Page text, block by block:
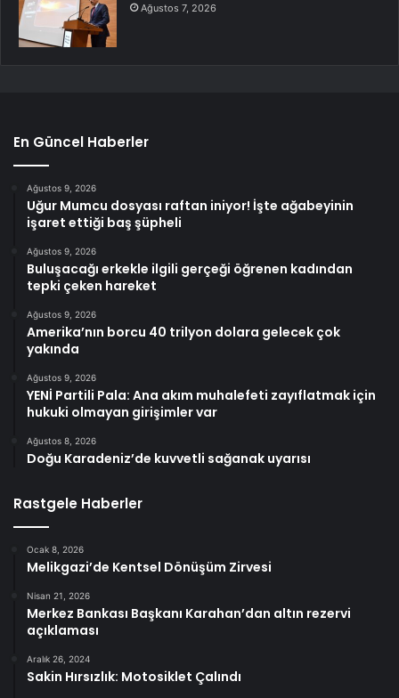
Ağustos 7, 2026
En Güncel Haberler
Ağustos 9, 2026
Uğur Mumcu dosyası raftan iniyor! İşte ağabeyinin
işaret ettiği baş şüpheli
Ağustos 9, 2026
Buluşacağı erkekle ilgili gerçeği öğrenen kadından
tepki çeken hareket
Ağustos 9, 2026
Amerika’nın borcu 40 trilyon dolara gelecek çok
yakında
Ağustos 9, 2026
YENİ Partili Pala: Ana akım muhalefeti zayıflatmak için
hukuki olmayan girişimler var
Ağustos 8, 2026
Doğu Karadeniz’de kuvvetli sağanak uyarısı
Rastgele Haberler
Ocak 8, 2026
Melikgazi’de Kentsel Dönüşüm Zirvesi
Nisan 21, 2026
Merkez Bankası Başkanı Karahan’dan altın rezervi
açıklaması
Aralık 26, 2024
Sakin Hırsızlık: Motosiklet Çalındı